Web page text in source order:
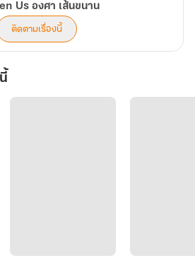
Us องศา เส้นขนาน
ติดตามเรื่องนี้